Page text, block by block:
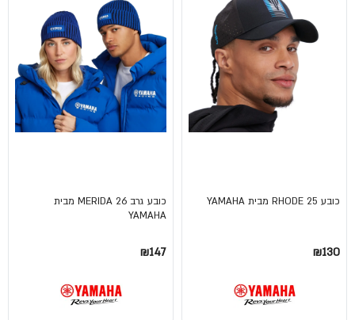
כובע RHODE 25 מבית YAMAHA
₪130
כובע גרב MERIDA 26 מבית
YAMAHA
₪147